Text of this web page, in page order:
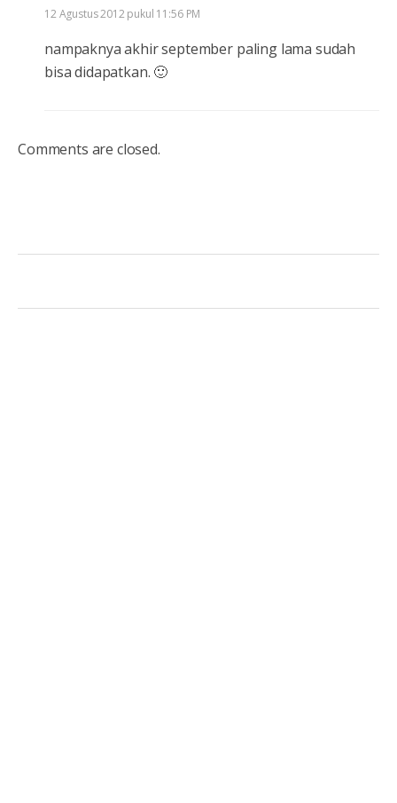
12 Agustus 2012 pukul 11:56 PM
nampaknya akhir september paling lama sudah
bisa didapatkan. 🙂
Comments are closed.